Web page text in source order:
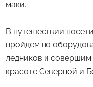
маки.
В путешествии
пройдем по
ледников и совершим
красоте Северной и